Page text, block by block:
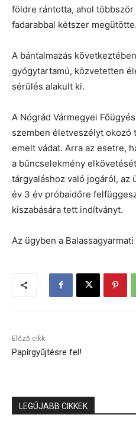
földre rántotta, ahol
fadarabbal kétszer megütötte.
A bántalmazás
gyógytartamú, közvetetten
sérülés alakult ki.
A Nógrád Vármegyei
szemben életveszélyt
emelt vádat. Arra az esetre,
a bűncselekmény
tárgyaláshoz való jogáról, az
év 3 év próbaidőre
kiszabására tett indítványt.
Az ügyben a
Előző cikk
Papírgyűjtésre fel!
LEGÚJABB CIKKEK